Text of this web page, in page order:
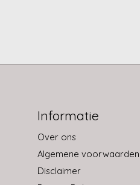
Informatie
Over ons
Algemene voorwaarden
Disclaimer